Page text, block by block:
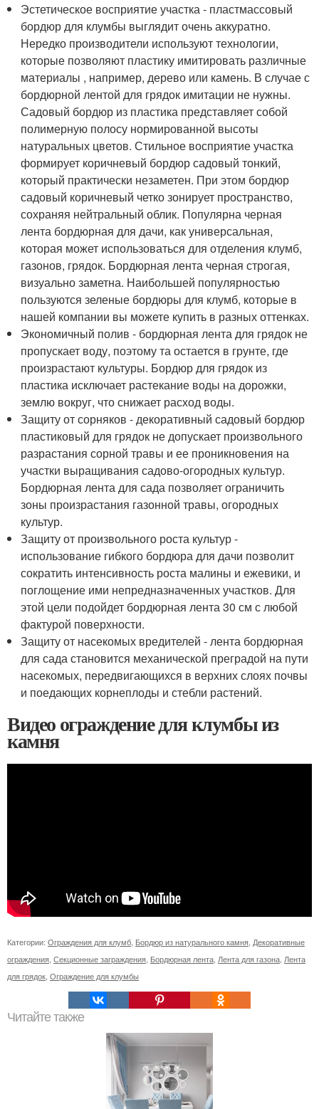
Эстетическое восприятие участка - пластмассовый
бордюр для клумбы выглядит очень аккуратно.
Нередко производители используют технологии,
которые позволяют пластику имитировать различные
материалы , например, дерево или камень. В случае с
бордюрной лентой для грядок имитации не нужны.
Садовый бордюр из пластика представляет собой
полимерную полосу нормированной высоты
натуральных цветов. Стильное восприятие участка
формирует коричневый бордюр садовый тонкий,
который практически незаметен. При этом бордюр
садовый коричневый четко зонирует пространство,
сохраняя нейтральный облик. Популярна черная
лента бордюрная для дачи, как универсальная,
которая может использоваться для отделения клумб,
газонов, грядок. Бордюрная лента черная строгая,
визуально заметна. Наибольшей популярностью
пользуются зеленые бордюры для клумб, которые в
нашей компании вы можете купить в разных оттенках.
Экономичный полив - бордюрная лента для грядок не
пропускает воду, поэтому та остается в грунте, где
произрастают культуры. Бордюр для грядок из
пластика исключает растекание воды на дорожки,
землю вокруг, что снижает расход воды.
Защиту от сорняков - декоративный садовый бордюр
пластиковый для грядок не допускает произвольного
разрастания сорной травы и ее проникновения на
участки выращивания садово-огородных культур.
Бордюрная лента для сада позволяет ограничить
зоны произрастания газонной травы, огородных
культур.
Защиту от произвольного роста культур -
использование гибкого бордюра для дачи позволит
сократить интенсивность роста малины и ежевики, и
поглощение ими непредназначенных участков. Для
этой цели подойдет бордюрная лента 30 см с любой
фактурой поверхности.
Защиту от насекомых вредителей - лента бордюрная
для сада становится механической преградой на пути
насекомых, передвигающихся в верхних слоях почвы
и поедающих корнеплоды и стебли растений.
Видео ограждение для клумбы из
камня
Категории: Ограждения для клумб, Бордюр из натурального камня, Декоративные
ограждения, Секционные заграждения, Бордюрная лента, Лента для газона, Лента
для грядок, Ограждение для клумбы
Читайте также